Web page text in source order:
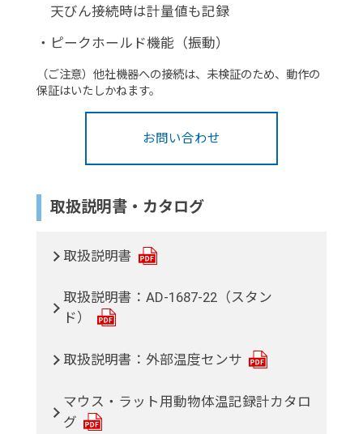
天びん接続時は計量値も記録
・ ピークホールド機能（振動）
（ご注意）他社機器への接続は、未検証のため、動作の
保証はいたしかねます。
お問い合わせ
取扱説明書・カタログ
取扱説明書
取扱説明書：AD-1687-22（スタン
ド）
取扱説明書：外部温度センサ
マウス・ラット用動物体温記録計カタロ
グ